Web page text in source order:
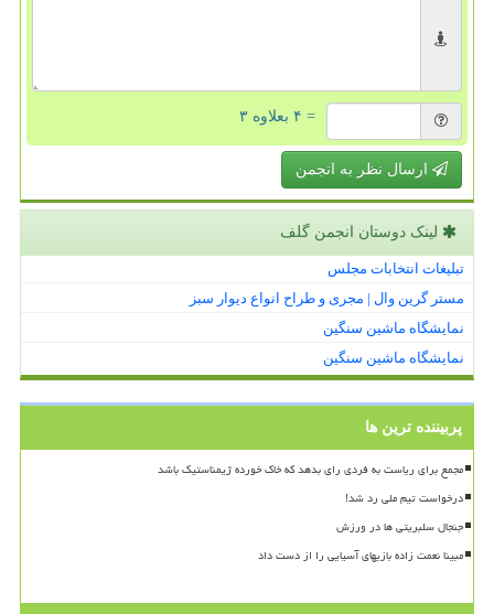
= ۴ بعلاوه ۳
ارسال نظر به انجمن
لینک دوستان انجمن گلف
تبلیغات انتخابات مجلس
مستر گرین وال | مجری و طراح انواع دیوار سبز
نمایشگاه ماشین سنگین
نمایشگاه ماشین سنگین
پربیننده ترین ها
مجمع برای ریاست به فردی رای بدهد که خاک خورده ژیمناستیک باشد
درخواست تیم ملی رد شد!
جنجال سلبریتی ها در ورزش
مبینا نعمت زاده بازیهای آسیایی را از دست داد